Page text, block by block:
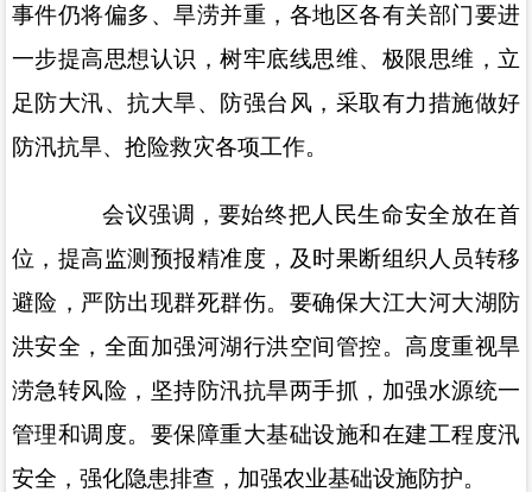
事件仍将偏多、旱涝并重，各地区各有关部门要进
一步提高思想认识，树牢底线思维、极限思维，立
足防大汛、抗大旱、防强台风，采取有力措施做好
防汛抗旱、抢险救灾各项工作。
会议强调，要始终把人民生命安全放在首
位，提高监测预报精准度，及时果断组织人员转移
避险，严防出现群死群伤。要确保大江大河大湖防
洪安全，全面加强河湖行洪空间管控。高度重视旱
涝急转风险，坚持防汛抗旱两手抓，加强水源统一
管理和调度。要保障重大基础设施和在建工程度汛
安全，强化隐患排查，加强农业基础设施防护。